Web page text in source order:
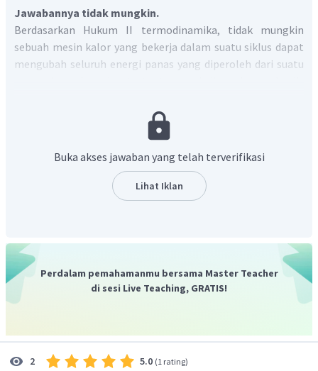
Jawabannya tidak mungkin.
Berdasarkan Hukum II termodinamika, tidak mungkin
sebuah mesin kalor yang bekerja dalam suatu siklus dapat
mengubah seluruh energi panas yang diperoleh dari suatu
mekanik diubah seluruhnya menjadi energi kalor dalam
tidak diserap semuanya menjadi energi mekanik (gerak),
namun terdapat gas buangan yang dikeluarkan mesin. Oleh
karena itu setiap mesin memiliki efisiensi tertentu agar
Dengan demikian, tidak mungkin dapat mengubah
semua energi mekanik menjadi energi panas.
Buka akses jawaban yang telah terverifikasi
Lihat Iklan
Perdalam pemahamanmu bersama Master Teacher
di sesi Live Teaching, GRATIS!
2 5.0 (1 rating)